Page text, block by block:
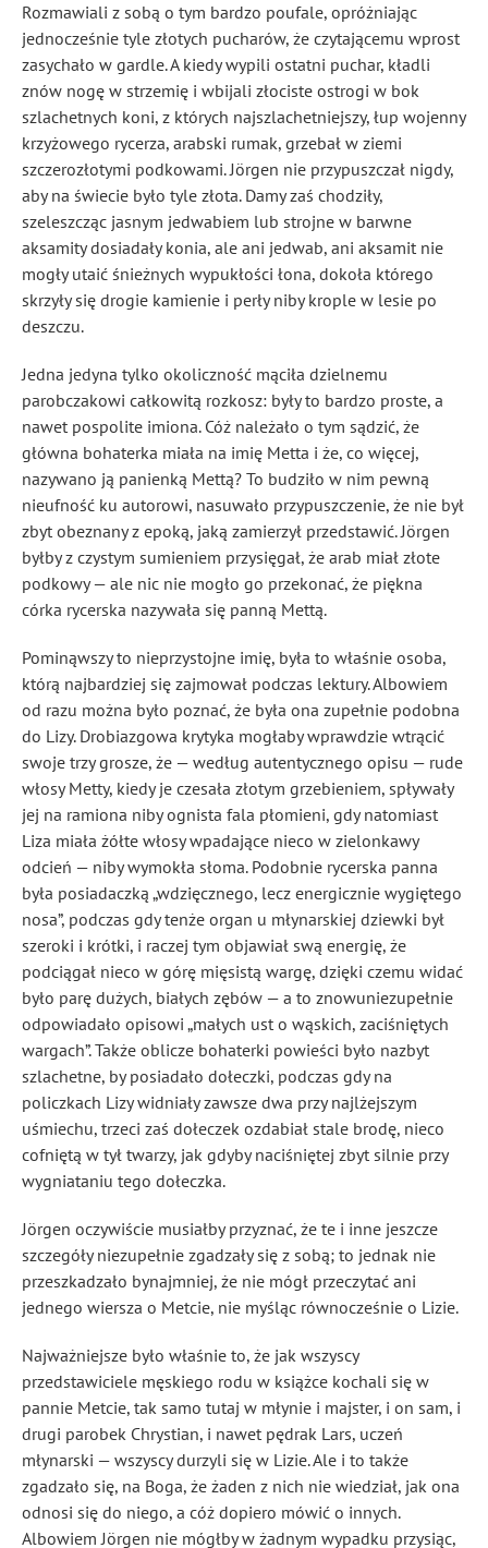
Rozmawiali z sobą o tym bardzo poufale, opróżniając
jednocześnie tyle złotych pucharów, że czytającemu wprost
zasychało w gardle. A kiedy wypili ostatni puchar, kładli
znów nogę w strzemię i wbijali złociste ostrogi w bok
szlachetnych koni, z których najszlachetniejszy, łup wojenny
krzyżowego rycerza, arabski rumak, grzebał w ziemi
szczerozłotymi podkowami. Jörgen nie przypuszczał nigdy,
aby na świecie było tyle złota. Damy zaś chodziły,
szeleszcząc jasnym jedwabiem lub strojne w barwne
aksamity dosiadały konia, ale ani jedwab, ani aksamit nie
mogły utaić śnieżnych wypukłości łona, dokoła którego
skrzyły się drogie kamienie i perły niby krople w lesie po
deszczu.
Jedna jedyna tylko okoliczność mąciła dzielnemu
parobczakowi całkowitą rozkosz: były to bardzo proste, a
nawet pospolite imiona. Cóż należało o tym sądzić, że
główna bohaterka miała na imię Metta i że, co więcej,
nazywano ją panienką Mettą? To budziło w nim pewną
nieufność ku autorowi, nasuwało przypuszczenie, że nie był
zbyt obeznany z epoką, jaką zamierzył przedstawić. Jörgen
byłby z czystym sumieniem przysięgał, że arab miał złote
podkowy — ale nic nie mogło go przekonać, że piękna
córka rycerska nazywała się panną Mettą.
Pominąwszy to nieprzystojne imię, była to właśnie osoba,
którą najbardziej się zajmował podczas lektury. Albowiem
od razu można było poznać, że była ona zupełnie podobna
do Lizy. Drobiazgowa krytyka mogłaby wprawdzie wtrącić
swoje trzy grosze, że — według autentycznego opisu — rude
włosy Metty, kiedy je czesała złotym grzebieniem, spływały
jej na ramiona niby ognista fala płomieni, gdy natomiast
Liza miała żółte włosy wpadające nieco w zielonkawy
odcień — niby wymokła słoma. Podobnie rycerska panna
była posiadaczką „wdzięcznego, lecz energicznie wygiętego
nosa”, podczas gdy tenże organ u młynarskiej dziewki był
szeroki i krótki, i raczej tym objawiał swą energię, że
podciągał nieco w górę mięsistą wargę, dzięki czemu widać
było parę dużych, białych zębów — a to znowuniezupełnie
odpowiadało opisowi „małych ust o wąskich, zaciśniętych
wargach”. Także oblicze bohaterki powieści było nazbyt
szlachetne, by posiadało dołeczki, podczas gdy na
policzkach Lizy widniały zawsze dwa przy najlżejszym
uśmiechu, trzeci zaś dołeczek ozdabiał stale brodę, nieco
cofniętą w tył twarzy, jak gdyby naciśniętej zbyt silnie przy
wygniataniu tego dołeczka.
Jörgen oczywiście musiałby przyznać, że te i inne jeszcze
szczegóły niezupełnie zgadzały się z sobą; to jednak nie
przeszkadzało bynajmniej, że nie mógł przeczytać ani
jednego wiersza o Metcie, nie myśląc równocześnie o Lizie.
Najważniejsze było właśnie to, że jak wszyscy
przedstawiciele męskiego rodu w książce kochali się w
pannie Metcie, tak samo tutaj w młynie i majster, i on sam, i
drugi parobek Chrystian, i nawet pędrak Lars, uczeń
młynarski — wszyscy durzyli się w Lizie. Ale i to także
zgadzało się, na Boga, że żaden z nich nie wiedział, jak ona
odnosi się do niego, a cóż dopiero mówić o innych.
Albowiem Jörgen nie mógłby w żadnym wypadku przysiąc,